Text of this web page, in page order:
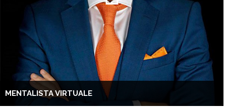
MENTALISTA VIRTUALE